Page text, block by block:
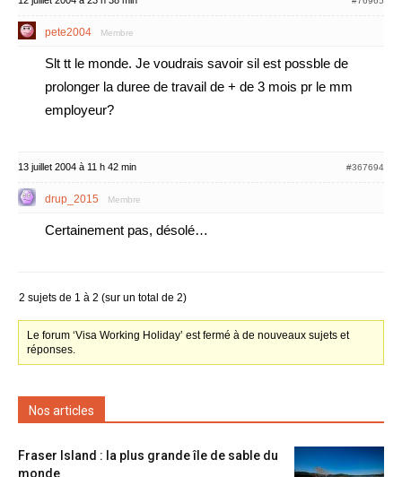
pete2004 Membre
Slt tt le monde. Je voudrais savoir sil est possble de
prolonger la duree de travail de + de 3 mois pr le mm
employeur?
13 juillet 2004 à 11 h 42 min #367694
drup_2015 Membre
Certainement pas, désolé…
2 sujets de 1 à 2 (sur un total de 2)
Le forum ‘Visa Working Holiday’ est fermé à de nouveaux sujets et
réponses.
Nos articles
Fraser Island : la plus grande île de sable du
monde